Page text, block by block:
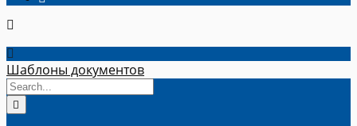
Шаблоны документов